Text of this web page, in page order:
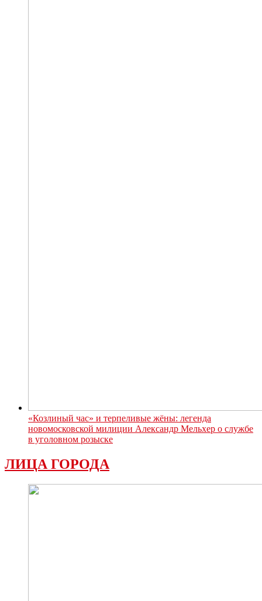
«Козлиный час» и терпеливые жёны: легенда
новомосковской милиции Александр Мельхер о службе
в уголовном розыске
ЛИЦА ГОРОДА